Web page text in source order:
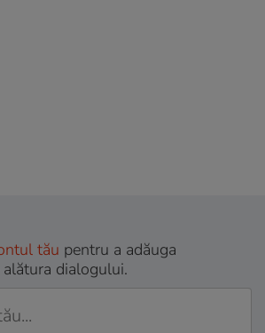
tău pentru a adăuga
dialogului.